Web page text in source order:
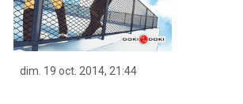
dim. 19 oct. 2014, 21:44